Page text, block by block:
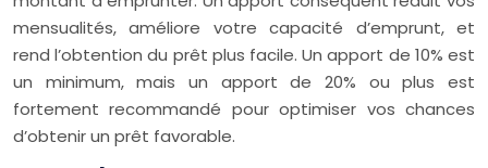
mensualités, améliore votre capacité d’emprunt, et
rend l’obtention du prêt plus facile. Un apport de 10% est
un minimum, mais un apport de 20% ou plus est
fortement recommandé pour optimiser vos chances
d’obtenir un prêt favorable.